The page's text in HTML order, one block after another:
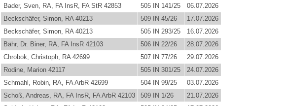
Bader, Sven, RA, FA InsR, FA StR 42853
505 IN 141/25
06.07.2026
Beckschäfer, Simon, RA 40213
509 IN 45/26
17.07.2026
Beckschäfer, Simon, RA 40213
505 IN 293/25
16.07.2026
Bähr, Dr. Biner, RA, FA InsR 42103
506 IN 22/26
28.07.2026
Chrobok, Christoph, RA 42699
507 IN 77/26
29.07.2026
Rodine, Marion 42117
505 IN 301/25
24.07.2026
Schmahl, Robin, RA, FA ArbR 42699
504 IN 99/25
03.07.2026
Schoß, Andreas, RA, FA InsR, FA ArbR 42103
509 IN 1/26
21.07.2026